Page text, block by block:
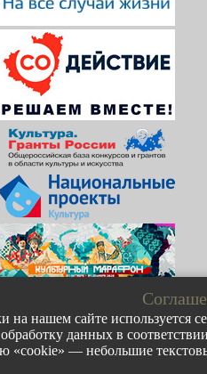
на нашем сайте
данных в
«cookie» — небольшие